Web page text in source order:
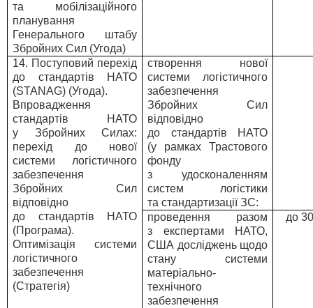
та мобілізаційного
планування
Генерального штабу
Збройних Сил (Угода)
14. Поступовий перехід
до стандартів НАТО
(STANAG) (Угода).
Впровадження
стандартів НАТО
у Збройних Силах:
перехід до нової
системи логістичного
забезпечення
Збройних Сил
відповідно
до стандартів НАТО
(Програма).
Оптимізація системи
логістичного
забезпечення
(Стратегія)
створення нової
системи логістичного
забезпечення
Збройних Сил
відповідно
до стандартів НАТО
(у рамках Трастового
фонду
з удосконаленням
систем логістики
та стандартизації ЗС:
проведення разом
з експертами НАТО,
США досліджень щодо
стану системи
матеріально-
технічного
забезпечення
до